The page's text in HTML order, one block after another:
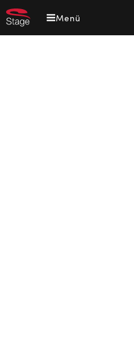
Direkt
zum
Menü